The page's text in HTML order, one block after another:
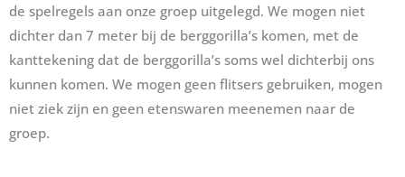
de spelregels aan onze groep uitgelegd. We mogen niet
dichter dan 7 meter bij de berggorilla’s komen, met de
kanttekening dat de berggorilla’s soms wel dichterbij ons
kunnen komen. We mogen geen flitsers gebruiken, mogen
niet ziek zijn en geen etenswaren meenemen naar de
groep.